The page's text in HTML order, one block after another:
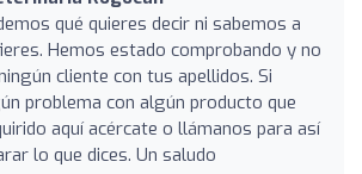
qué quieres decir ni sabemos a
Hemos estado comprobando y no
cliente con tus apellidos. Si
problema con algún producto que
aquí acércate o llámanos para así
lo que dices. Un saludo